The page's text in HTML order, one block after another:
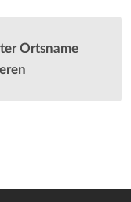
Ortsname